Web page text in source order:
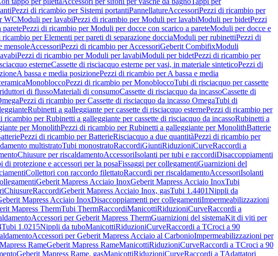
Pezzi di ricambio per Sistemi portantiPannellatureAccessoriPezzi di ricambio per
WCModuli per lavabiPezzi di ricambio per Moduli per lavabiModuli per bidetPezzi
paretePezzi di ricambio per Moduli per docce con scarico a pareteModuli per docce e
ricambio per Elementi per pareti di separazione docciaModuli per rubinettiPezzi di
mensoleAccessoriPezzi di ricambio per AccessoriGeberit CombifixModuli
Pezzi di ricambio per Moduli per lavabiModuli per bidetPezzi di ricambio per
esterneCassette di risciacquo esterne per vasi, in materiale sinteticoPezzi di
A bassa e media posizionePezzi di ricambio per A bassa e media
MonobloccoPezzi di ricambio per MonobloccoTubi di risciacquo per cassette
di flussoMateriali di consumoCassette di risciacquo da incassoCassette di
Pezzi di ricambio per Cassette di risciacquo da incasso OmegaTubi di
Rubinetti a galleggiante per cassette di risciacquo esternePezzi di ricambio per
ricambio per Rubinetti a galleggiante per cassette di risciacquo da incassoRubinetti a
per MonolithPezzi di ricambio per Rubinetti a galleggiante per MonolithBatterie
Pezzi di ricambio per BatterieRisciacquo a due quantitàPezzi di ricambio per
multistratoTubi monostratoRaccordiGiuntiRiduzioniCurveRaccordi a
Chiusure per riscaldamentoAccessoriIsolanti per tubi e raccordiDisaccoppiamenti
di protezione e accessori per la posaFissaggi per collegamentiGuarnizioni del
Collettori con raccordo filettatoRaccordi per riscaldamentoAccessoriIsolanti
Geberit Mapress Acciaio InoxGeberit Mapress Acciaio InoxTubi
ChiusureRaccordiGeberit Mapress Acciaio Inox, gasTubi 1.4401Nippli da
Mapress Acciaio InoxDisaccoppiamenti per collegamentiImpermeabilizzazioni
Mapress ThermTubi ThermRaccordiManicottiRiduzioniCurveRaccordi a
Accessori per Geberit Mapress ThermGuarnizioni del sistemaKit di viti per
Tubi 1.0215Nippli da tuboManicottiRiduzioniCurveRaccordi a TCroci a 90
Accessori per Geberit Mapress Acciaio al CarbonioImpermeabilizzazioni per
RameGeberit Mapress RameManicottiRiduzioniCurveRaccordi a TCroci a 90
Geberit Mapress Rame, gasManicottiRiduzioniCurveRaccordi a TAdattatori